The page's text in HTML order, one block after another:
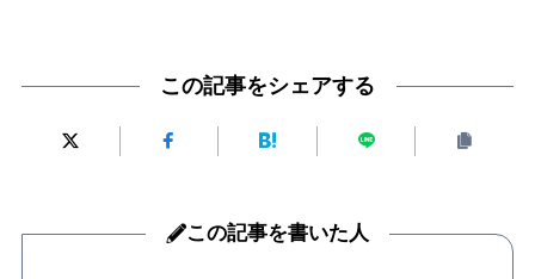
この記事をシェアする
この記事を書いた人